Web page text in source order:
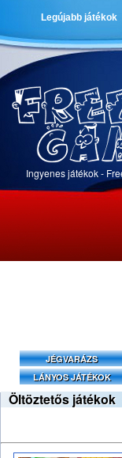
Legújabb játékok
Ingyenes játékok -
JÉGVARÁZS
LÁNYOS JÁTÉKOK
Öltöztetős játékok